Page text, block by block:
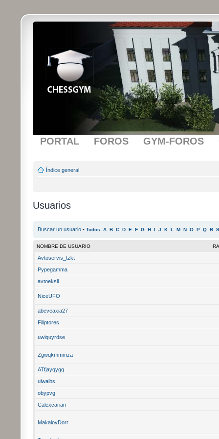
PORTAL FOROS GYM-FOROS
Índice general
Usuarios
Buscar un usuario • Todos A B C D E F G H I J K L M N O P Q R S
NOMBRE DE USUARIO
Avtoservis_tzkt
Pypegamma
avtoeksli
NiceUFO
abeveaxia27
Filiptores
uwiquyrdse
Zgwqkmmmza
ATfjayqygq
ulwalbs
obypvg
Calexcarian
MakaloyDorr